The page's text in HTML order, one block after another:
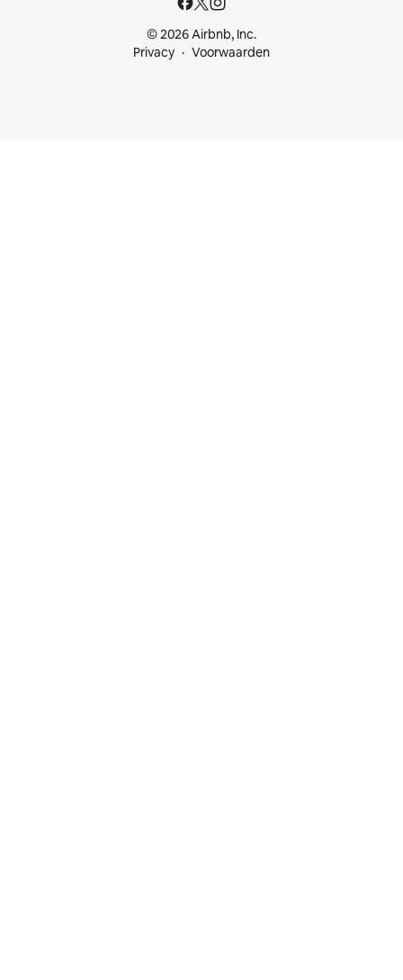
© 2026 Airbnb, Inc.
Privacy
Voorwaarden